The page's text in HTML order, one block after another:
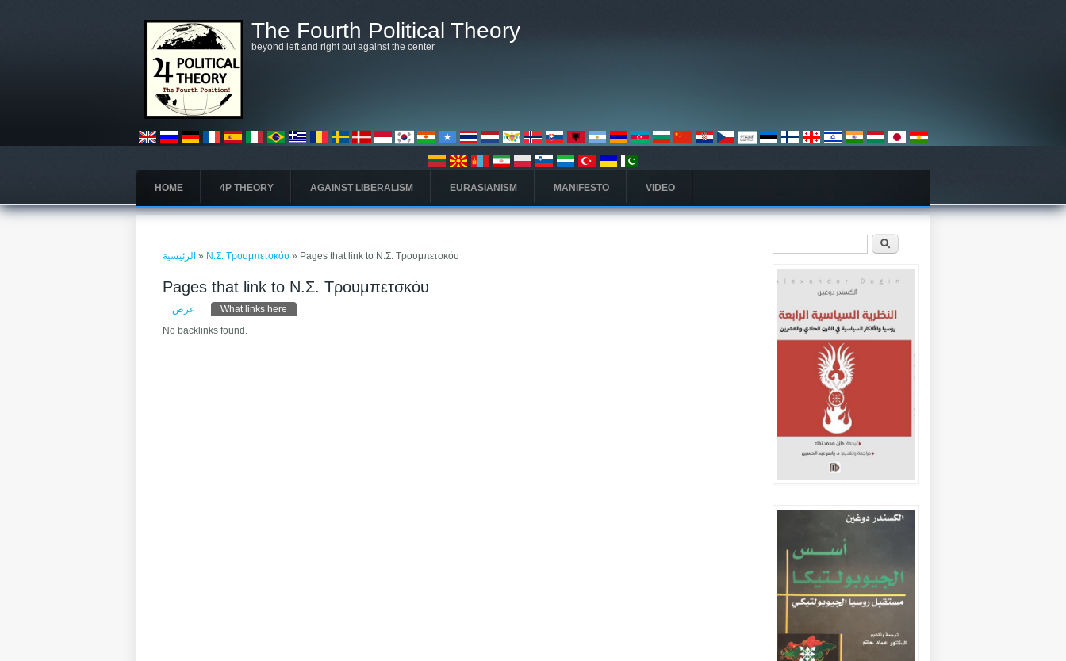
The Fourth Political Theory
beyond left and right but against the center
HOME 4P THEORY AGAINST LIBERALISM EURASIANISM MANIFESTO VIDEO
الرئيسية » Ν.Σ. Τρουμπετσκόυ» Pages that link to Ν.Σ. Τρουμπετσκόυ
Pages that link to Ν.Σ. Τρουμπετσκόυ
التبويبات الأساسية
عرض What links here
No backlinks found.
استمارة البحث